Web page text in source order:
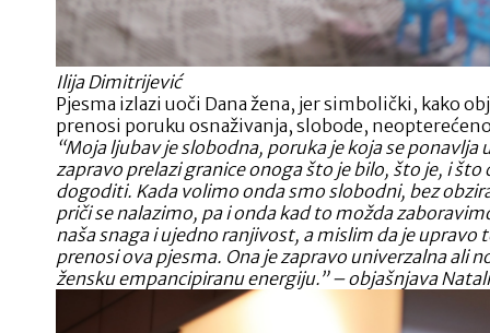
Ilija Dimitrijević
Pjesma izlazi uoči Dana žena, jer simbolički, kako
prenosi poruku osnaživanja, slobode,
“Moja ljubav je slobodna, poruka je koja se ponavlja
zapravo prelazi granice onoga što je bilo, što je, i što
dogoditi. Kada volimo onda smo slobodni, bez
priči se nalazimo, pa i onda kad to možda
naša snaga i ujedno ranjivost, a mislim da je upravo
prenosi ova pjesma. Ona je zapravo univerzalna ali
žensku empancipiranu energiju.” – objašnjava